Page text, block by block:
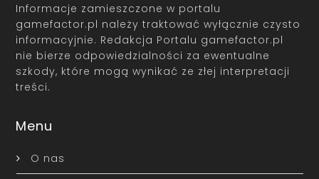
Informacje zamieszczone w portalu
gamefactor.pl należy traktować wyłącznie czysto
informacyjnie. Redakcja Portalu gamefactor.pl
nie bierze odpowiedzialności za ewentualne
szkody, które mogą wynikać ze złej interpretacji
treści.
Menu
O nas